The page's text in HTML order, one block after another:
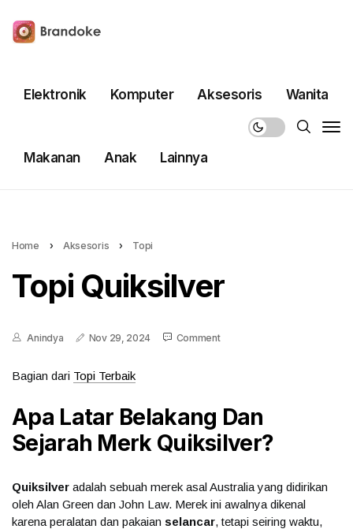
Elektronik Komputer Aksesoris Wanita
Makanan Anak Lainnya
Home › Aksesoris › Topi
Topi Quiksilver
Anindya Nov 29, 2024 Comment
Bagian dari Topi Terbaik
Apa Latar Belakang Dan
Sejarah Merk Quiksilver?
Quiksilver adalah sebuah merek asal Australia yang didirikan
oleh Alan Green dan John Law. Merek ini awalnya dikenal
karena peralatan dan pakaian selancar, tetapi seiring waktu,